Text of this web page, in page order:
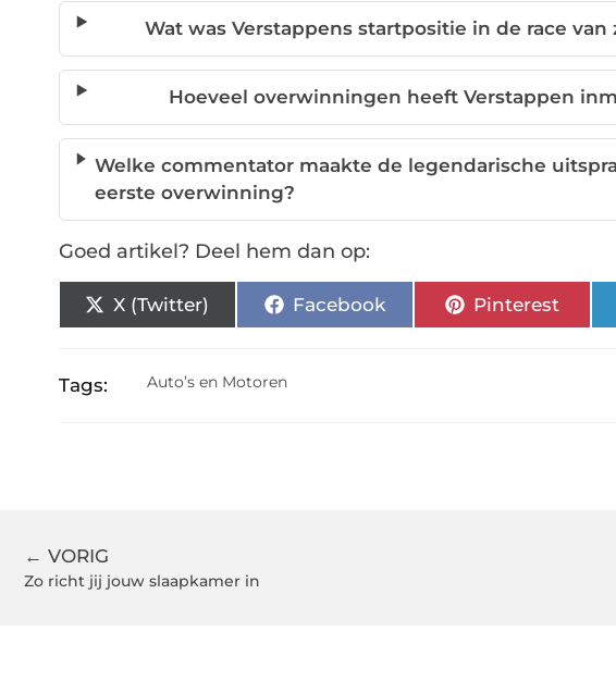
Wat was Verstappens startpositie in de race
Hoeveel overwinningen heeft Verstappen
Welke commentator maakte de legendarische
eerste overwinning?
Goed artikel? Deel hem dan op:
X (Twitter) Facebook Pinterest
Tags: Auto’s en Motoren
← VORIG
Zo richt jij jouw slaapkamer in